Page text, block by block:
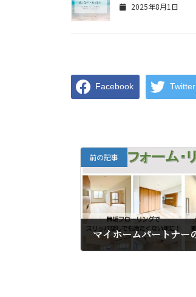
2025年8月1日
Facebook Twitter
前の記事